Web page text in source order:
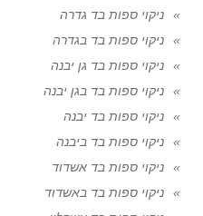
ניקוי ספות בד גדרה
ניקוי ספות בד בגדרה
ניקוי ספות בד גן יבנה
ניקוי ספות בד בגן יבנה
ניקוי ספות בד יבנה
ניקוי ספות בד ביבנה
ניקוי ספות בד אשדוד
ניקוי ספות בד באשדוד